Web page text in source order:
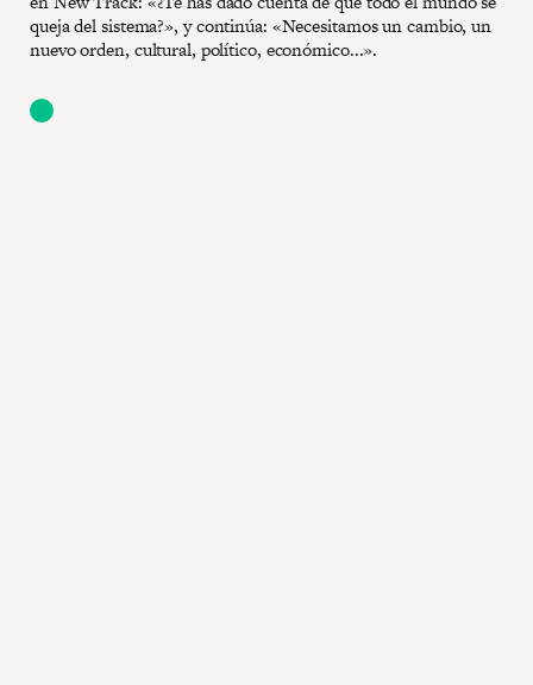
queja del sistema?», y continúa: «Necesitamos un cambio, un
nuevo orden, cultural, político, económico...».